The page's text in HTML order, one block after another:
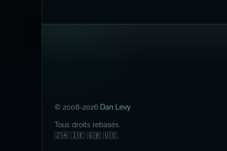
© 2008-2026 Dan Levy
Tous droits rebasés.
🇿🇦 🇮🇪 🇬🇧 🇺🇸.